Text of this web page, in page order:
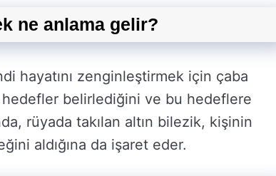
ne anlama gelir?
hayatını zenginleştirmek için çaba
hedefler belirlediğini ve bu hedeflere
rüyada takılan altın bilezik, kişinin
aldığına da işaret eder.